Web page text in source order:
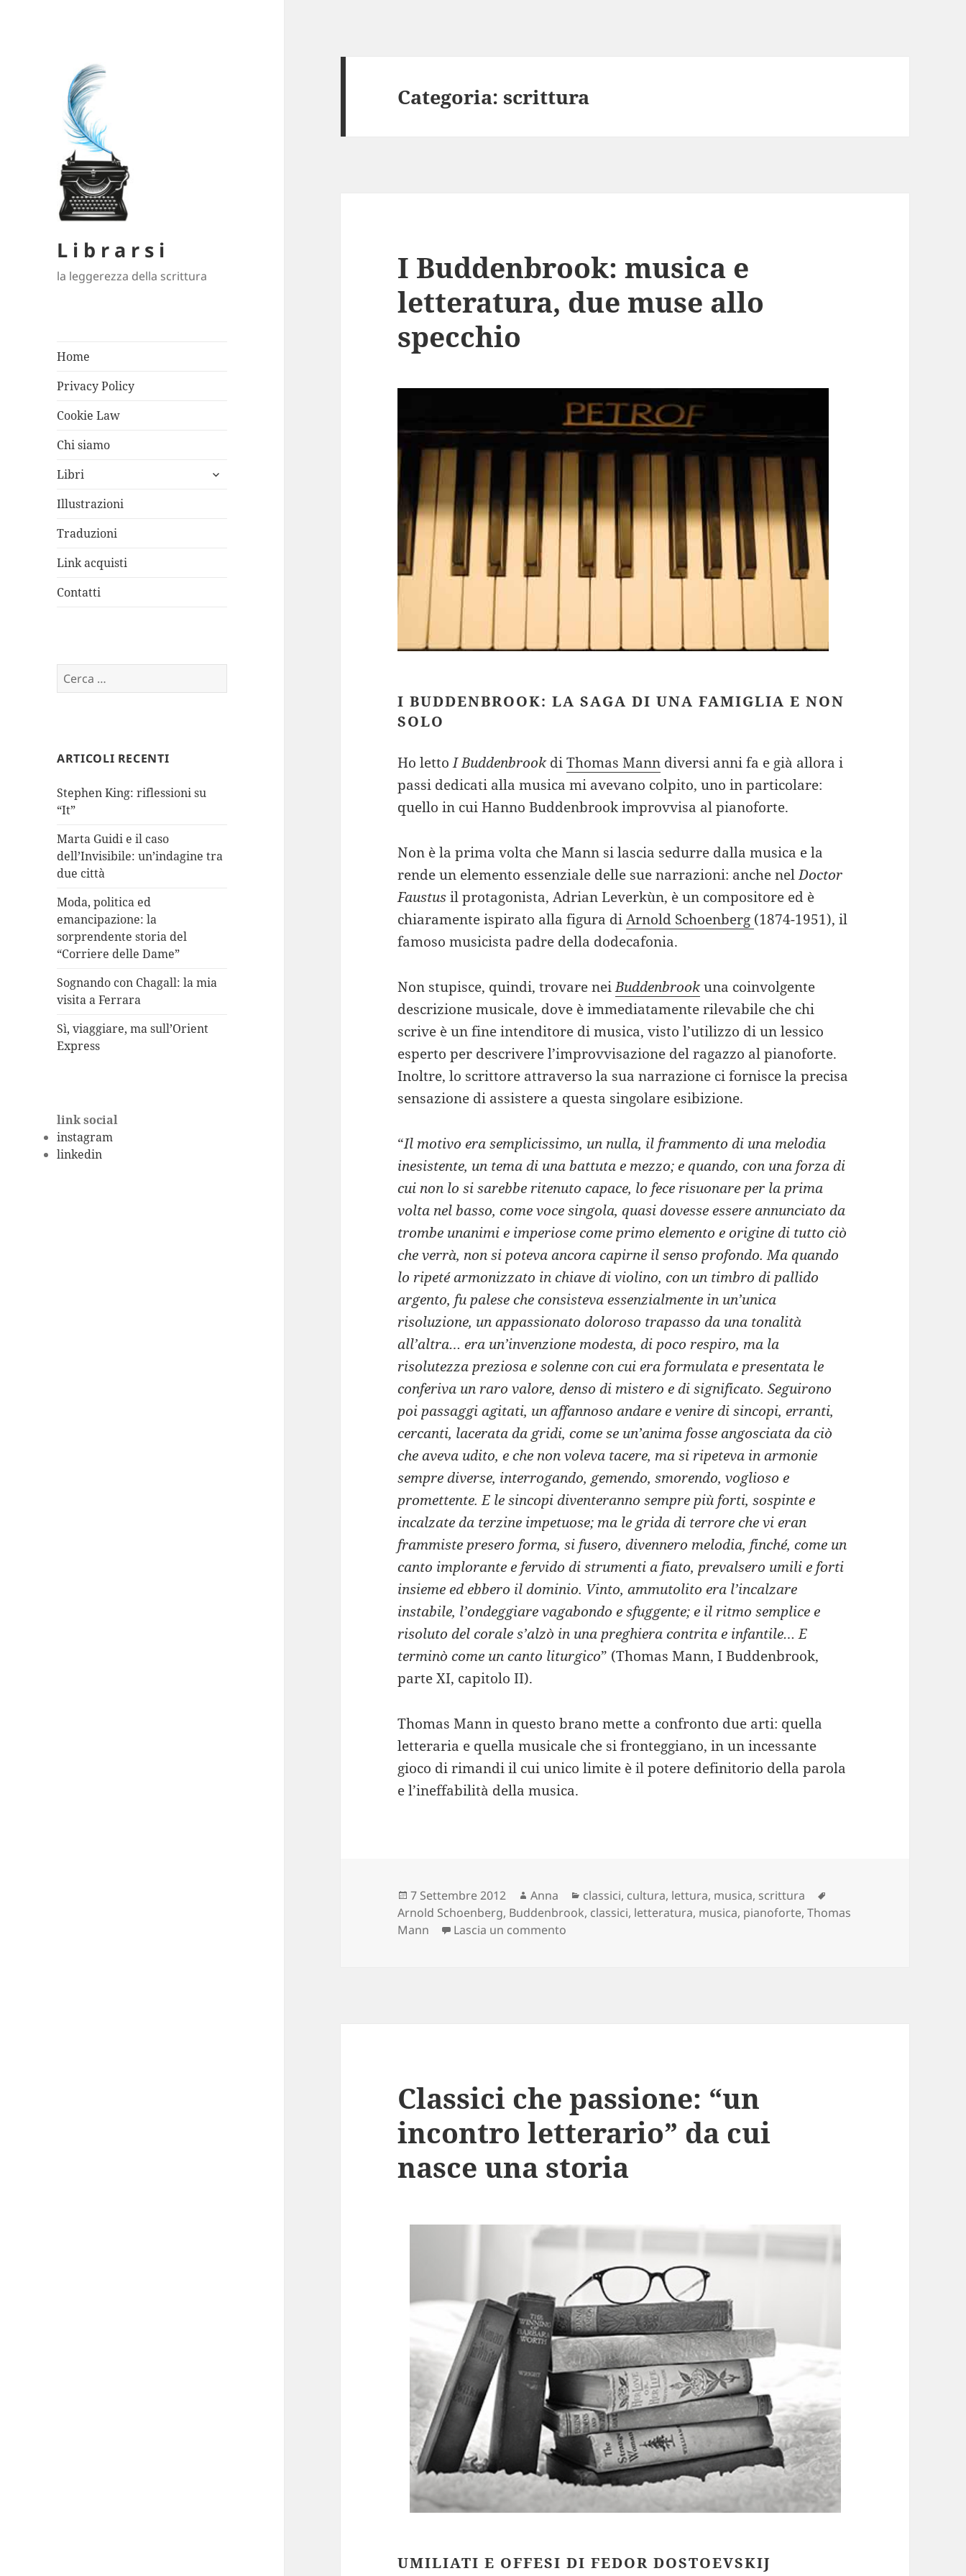
L i b r a r s i
la leggerezza della scrittura
Home
Privacy Policy
Cookie Law
Chi siamo
Libri
apri
Illustrazioni
Traduzioni
Link acquisti
Contatti
Ricerca
per:
ARTICOLI RECENTI
Stephen King: riflessioni su
“It”
Marta Guidi e il caso
dell’Invisibile: un’indagine tra
due città
Moda, politica ed
emancipazione: la
sorprendente storia del
“Corriere delle Dame”
Sognando con Chagall: la mia
visita a Ferrara
Sì, viaggiare, ma sull’Orient
Express
link social
instagram
linkedin
Categoria:scrittura
I Buddenbrook: musica e
letteratura, due muse allo
specchio
I BUDDENBROOK: LA SAGA DI UNA FAMIGLIA E NON
SOLO
Ho lettoI BuddenbrookdiThomas Mann diversi anni fa e già allora i
passi dedicati alla musica mi avevano colpito, uno in particolare:
quello in cui Hanno Buddenbrook improvvisa al pianoforte.
Non è la prima volta che Mann si lascia sedurre dalla musica e la
rende un elemento essenziale delle sue narrazioni: anche nelDoctor
Faustusil protagonista, Adrian Leverkùn, è un compositore ed è
chiaramente ispirato alla figura diArnold Schoenberg (1874-1951), il
famoso musicista padre della dodecafonia.
Non stupisce, quindi, trovare neiBuddenbrookuna coinvolgente
descrizione musicale, dove è immediatamente rilevabile che chi
scrive è un fine intenditore di musica, visto l’utilizzo di un lessico
esperto per descrivere l’improvvisazione del ragazzo al pianoforte.
Inoltre, lo scrittore attraverso la sua narrazione ci fornisce la precisa
sensazione di assistere a questa singolare esibizione.
“Il motivo era semplicissimo, un nulla, il frammento di una melodia
inesistente, un tema di una battuta e mezzo; e quando, con una forza di
cui non lo si sarebbe ritenuto capace, lo fece risuonare per la prima
volta nel basso, come voce singola, quasi dovesse essere annunciato da
trombe unanimi e imperiose come primo elemento e origine di tutto ciò
che verrà, non si poteva ancora capirne il senso profondo. Ma quando
lo ripeté armonizzato in chiave di violino, con un timbro di pallido
argento, fu palese che consisteva essenzialmente in un’unica
risoluzione, un appassionato doloroso trapasso da una tonalità
all’altra… era un’invenzione modesta, di poco respiro, ma la
risolutezza preziosa e solenne con cui era formulata e presentata le
conferiva un raro valore, denso di mistero e di significato. Seguirono
poi passaggi agitati, un affannoso andare e venire di sincopi, erranti,
cercanti, lacerata da gridi, come se un’anima fosse angosciata da ciò
che aveva udito, e che non voleva tacere, ma si ripeteva in armonie
sempre diverse, interrogando, gemendo, smorendo, voglioso e
promettente. E le sincopi diventeranno sempre più forti, sospinte e
incalzate da terzine impetuose; ma le grida di terrore che vi eran
frammiste presero forma, si fusero, divennero melodia, finché, come un
canto implorante e fervido di strumenti a fiato, prevalsero umili e forti
insieme ed ebbero il dominio. Vinto, ammutolito era l’incalzare
instabile, l’ondeggiare vagabondo e sfuggente; e il ritmo semplice e
risoluto del corale s’alzò in una preghiera contrita e infantile… E
terminò come un canto liturgico” (Thomas Mann, I Buddenbrook,
parte XI, capitolo II).
Thomas Mann in questo brano mette a confronto due arti: quella
letteraria e quella musicale che si fronteggiano, in un incessante
gioco di rimandi il cui unico limite è il potere definitorio della parola
e l’ineffabilità della musica.
Scritto
il
7 Settembre 2012 Autore
Anna Categorie
classici, cultura, lettura, musica, scrittura
Arnold Schoenberg, Buddenbrook, classici, letteratura, musica, pianoforte,Thomas
Mann
Lascia un commento
Classici che passione: “un
incontro letterario” da cui
nasce una storia
UMILIATI E OFFESI DI FEDOR DOSTOEVSKIJ